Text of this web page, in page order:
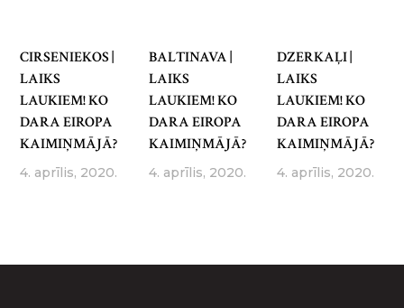
CIRSENIEKOS |
LAIKS
LAUKIEM! KO
DARA EIROPA
KAIMIŅMĀJĀ?
4. aprīlis, 2020.
BALTINAVA |
LAIKS
LAUKIEM! KO
DARA EIROPA
KAIMIŅMĀJĀ?
4. aprīlis, 2020.
DZERKAĻI |
LAIKS
LAUKIEM! KO
DARA EIROPA
KAIMIŅMĀJĀ?
4. aprīlis, 2020.